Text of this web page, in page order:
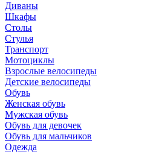
Диваны
Шкафы
Столы
Стулья
Транспорт
Мотоциклы
Взрослые велосипеды
Детские велосипеды
Обувь
Женская обувь
Мужская обувь
Обувь для девочек
Обувь для мальчиков
Одежда